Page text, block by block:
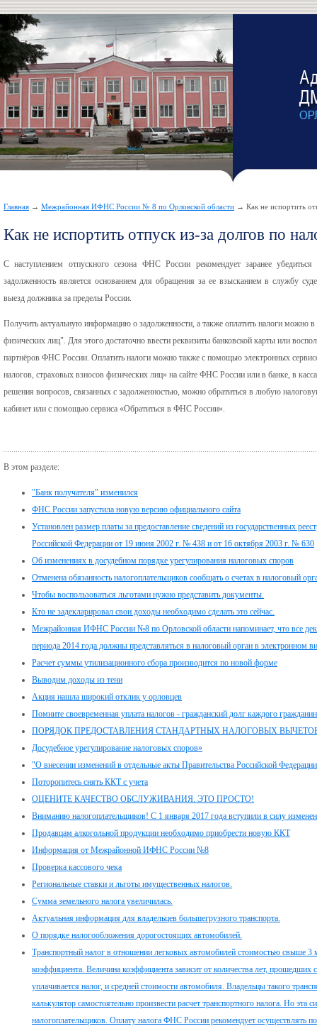
Главная → Межрайонная ИФНС России № 8 по Орловской области → Как не испортить
Как не испортить отпуск из-за долгов по
С наступлением отпускного сезона ФНС России рекомендует заранее
задолженность является основанием для обращения за ее взысканием в службу
выезд должника за пределы России.
Получить актуальную информацию о задолженности, а также оплатить налоги можно
физических лиц". Для этого достаточно ввести реквизиты банковской карты или
партнёров ФНС России. Оплатить налоги можно также с помощью электронных
налогов, страховых взносов физических лиц» на сайте ФНС России или в банке, в
решения вопросов, связанных с задолженностью, можно обратиться в любую
кабинет или с помощью сервиса «Обратиться в ФНС России».
В этом разделе:
"Банк получателя" изменился
ФНС России запустила новую версию официального сайта
Установлен размер платы за предоставление сведений из государственных
Российской Федерации от 19 июня 2002 г. № 438 и от 16 октября 2003 г. № 630
Об изменениях в досудебном порядке урегулирования налоговых споров
Отменена обязанность налогоплательщиков сообщать о счетах в налоговый
Чтобы воспользоваться льготами нужно представить документы.
Кто не задекларировал свои доходы необходимо сделать это сейчас.
Межрайонная ИФНС России №8 по Орловской области напоминает, что все
периода 2014 года должны представляться в налоговый орган в электронном
Расчет суммы утилизационного сбора производится по новой форме
Выводим доходы из тени
Акция нашла широкий отклик у орловцев
Помните своевременная уплата налогов - гражданский долг каждого
ПОРЯДОК ПРЕДОСТАВЛЕНИЯ СТАНДАРТНЫХ НАЛОГОВЫХ
Досудебное урегулирование налоговых споров»
"О внесении изменений в отдельные акты Правительства Российской
Поторопитесь снять ККТ с учета
ОЦЕНИТЕ КАЧЕСТВО ОБСЛУЖИВАНИЯ. ЭТО ПРОСТО!
Вниманию налогоплательщиков! С 1 января 2017 года вступили в силу
Продавцам алкогольной продукции необходимо приобрести новую ККТ
Информация от Межрайонной ИФНС России №8
Проверка кассового чека
Региональные ставки и льготы имущественных налогов.
Сумма земельного налога увеличилась.
Актуальная информация для владельцев большегрузного транспорта.
О порядке налогообложения дорогостоящих автомобилей.
Транспортный налог в отношении легковых автомобилей стоимостью свыше
коэффициента. Величина коэффициента зависит от количества лет, прошедших
уплачивается налог, и средней стоимости автомобиля. Владельцы такого
калькулятор самостоятельно произвести расчет транспортного налога. Но эта
налогоплательщиков. Оплату налога ФНС России рекомендует осуществлять